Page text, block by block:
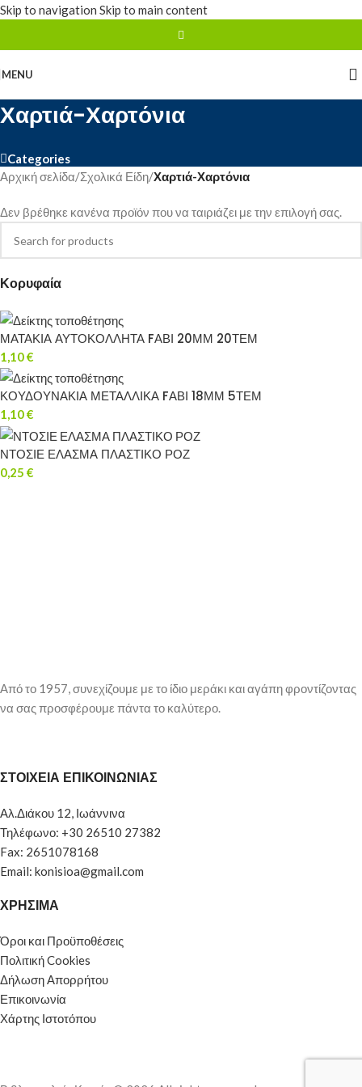
Skip to navigation Skip to main content
MENU
Χαρτιά-Χαρτόνια
Categories
Κορυφαία
ΜΑΤΑΚΙΑ ΑΥΤΟΚΟΛΛΗΤΑ FΑΒΙ 20ΜΜ 20ΤΕΜ
1,10€
ΚΟΥΔΟΥΝΑΚΙΑ ΜΕΤΑΛΛΙΚΑ FΑΒΙ 18ΜΜ 5ΤΕΜ
1,10€
ΝΤΟΣΙΕ ΕΛΑΣΜΑ ΠΛΑΣΤΙΚΟ ΡΟΖ
0,25 €
Αρχική σελίδα/Σχολικά Είδη/Χαρτιά-Χαρτόνια
Δεν βρέθηκε κανένα προϊόν που να ταιριάζει με την επιλογή σας.
Από το 1957, συνεχίζουμε με το ίδιο μεράκι και αγάπη φροντίζοντας
να σας προσφέρουμε πάντα το καλύτερο.
ΣΤΟΙΧΕΙΑ ΕΠΙΚΟΙΝΩΝΙΑΣ
Αλ.Διάκου 12, Ιωάννινα
Τηλέφωνο: +30 26510 27382
Fax: 2651078168
Email: konisioa@gmail.com
ΧΡΗΣΙΜΑ
Όροι και Προϋποθέσεις
Πολιτική Cookies
Δήλωση Απορρήτου
Επικοινωνία
Χάρτης Ιστοτόπου